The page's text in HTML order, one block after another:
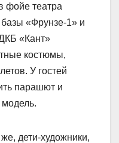
фойе театра
«Фрунзе-1» и
«Кант»
костюмы,
У гостей
парашют и
модель.
дети-художники,